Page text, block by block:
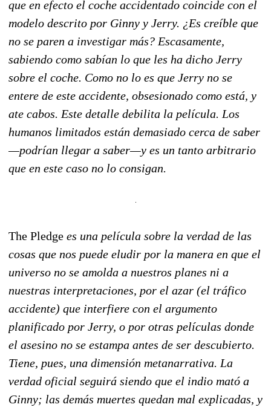
que en efecto el coche accidentado coincide con el
modelo descrito por Ginny y Jerry. ¿Es creíble que
no se paren a investigar más? Escasamente,
sabiendo como sabían lo que les ha dicho Jerry
sobre el coche. Como no lo es que Jerry no se
entere de este accidente, obsesionado como está, y
ate cabos. Este detalle debilita la película. Los
humanos limitados están demasiado cerca de saber
—podrían llegar a saber—y es un tanto arbitrario
que en este caso no lo consigan.
The Pledge es una película sobre la verdad de las
cosas que nos puede eludir por la manera en que el
universo no se amolda a nuestros planes ni a
nuestras interpretaciones, por el azar (el tráfico
accidente) que interfiere con el argumento
planificado por Jerry, o por otras películas donde
el asesino no se estampa antes de ser descubierto.
Tiene, pues, una dimensión metanarrativa. La
verdad oficial seguirá siendo que el indio mató a
Ginny; las demás muertes quedan mal explicadas, y